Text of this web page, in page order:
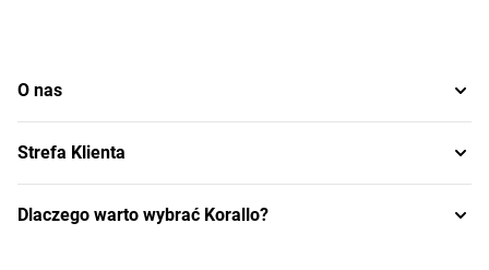
O nas
Strefa Klienta
Dlaczego warto wybrać Korallo?